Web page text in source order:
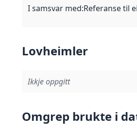
I samsvar med:Referanse til
Lovheimler
Ikkje oppgitt
Omgrep brukte i